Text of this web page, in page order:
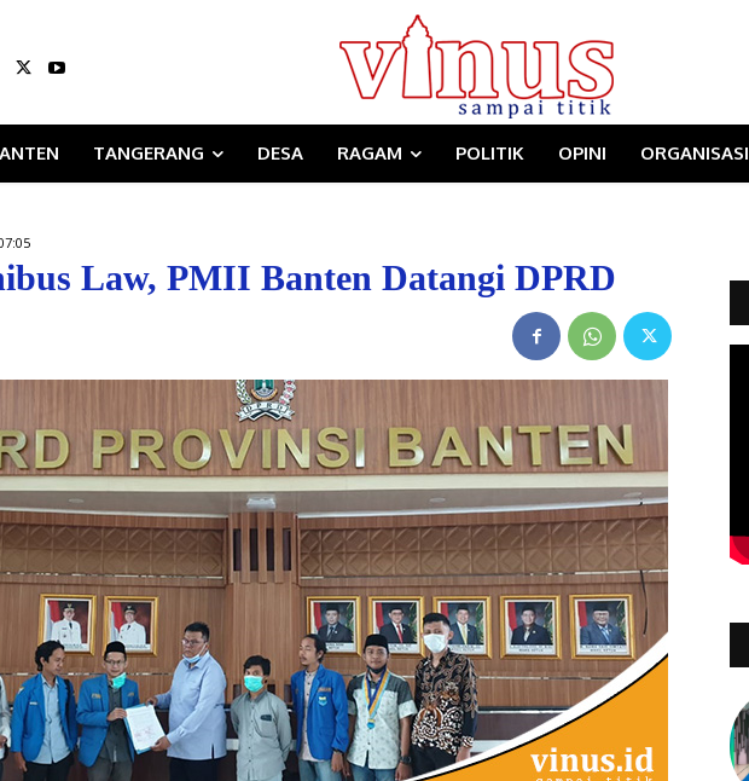
TANGERANG DESA RAGAM POLITIK OPINI ORGANISASI
Law, PMII Banten Datangi DPRD